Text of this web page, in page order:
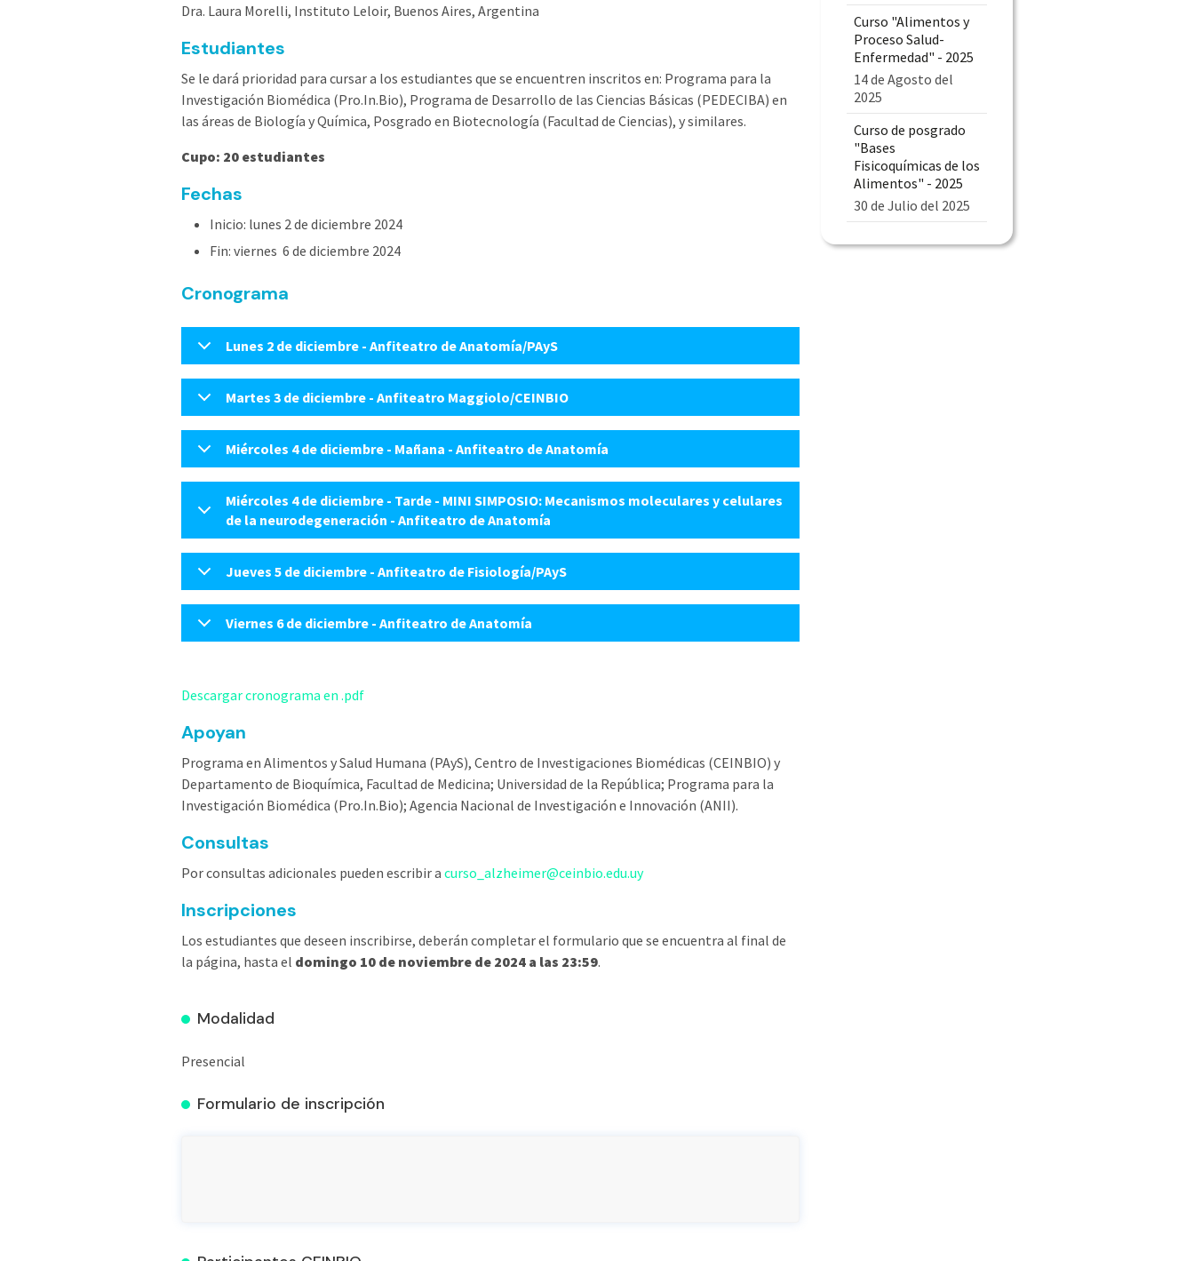
Dra. Laura Morelli, Instituto Leloir, Buenos Aires, Argentina
Estudiantes
Se le dará prioridad para cursar a los estudiantes que se encuentren inscritos en: Programa para la
Investigación Biomédica (Pro.In.Bio), Programa de Desarrollo de las Ciencias Básicas (PEDECIBA) en
las áreas de Biología y Química, Posgrado en Biotecnología (Facultad de Ciencias), y similares.
Cupo: 20 estudiantes
Fechas
Inicio: lunes 2 de diciembre 2024
Fin: viernes 6 de diciembre 2024
Cronograma
Lunes 2 de diciembre - Anfiteatro de Anatomía/PAyS
Martes 3 de diciembre - Anfiteatro Maggiolo/CEINBIO
Miércoles 4 de diciembre - Mañana - Anfiteatro de Anatomía
Miércoles 4 de diciembre - Tarde - MINI SIMPOSIO: Mecanismos moleculares y celulares
de la neurodegeneración - Anfiteatro de Anatomía
Jueves 5 de diciembre - Anfiteatro de Fisiología/PAyS
Viernes 6 de diciembre - Anfiteatro de Anatomía
Descargar cronograma en .pdf
Apoyan
Programa en Alimentos y Salud Humana (PAyS), Centro de Investigaciones Biomédicas (CEINBIO) y
Departamento de Bioquímica, Facultad de Medicina; Universidad de la República; Programa para la
Investigación Biomédica (Pro.In.Bio); Agencia Nacional de Investigación e Innovación (ANII).
Consultas
Por consultas adicionales pueden escribir a curso_alzheimer@ceinbio.edu.uy
Inscripciones
Los estudiantes que deseen inscribirse, deberán completar el formulario que se encuentra al final de
la página, hasta el domingo 10 de noviembre de 2024 a las 23:59.
Modalidad
Presencial
Formulario de inscripción
Curso "Alimentos y
Proceso Salud-
Enfermedad" - 2025
14 de Agosto del
2025
Curso de posgrado
"Bases
Fisicoquímicas de los
Alimentos" - 2025
30 de Julio del 2025